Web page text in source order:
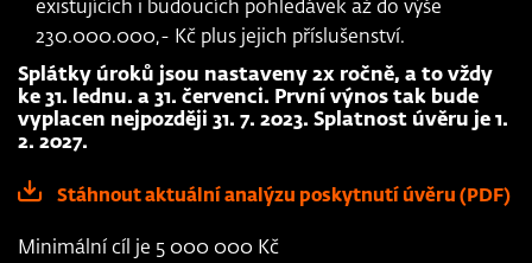
existujících i budoucích pohledávek až do výše
230.000.000,- Kč plus jejich příslušenství.
Splátky úroků jsou nastaveny 2x ročně, a to vždy
ke 31. lednu. a 31. červenci. První výnos tak bude
vyplacen nejpozději 31. 7. 2023. Splatnost úvěru je 1.
2. 2027.
Stáhnout aktuální analýzu poskytnutí úvěru (PDF)
Minimální cíl je 5 000 000 Kč